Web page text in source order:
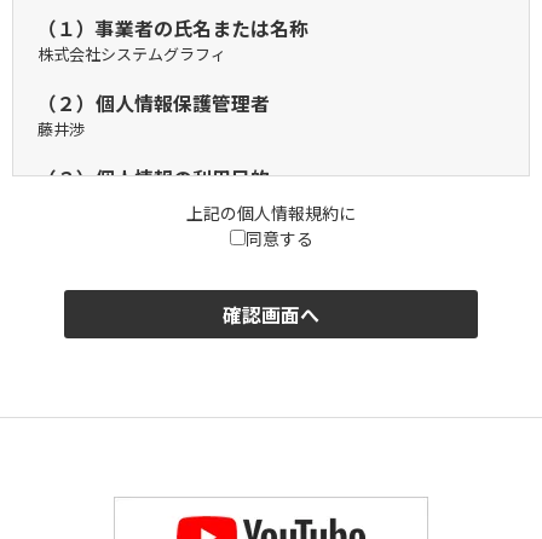
（１）事業者の氏名または名称
株式会社システムグラフィ
（２）個人情報保護管理者
藤井渉
（３）個人情報の利用目的
ご入力いただいた個人情報は、お問合せ対応および、弊社のサー
ビス、新商品、キャンペーン等のご案内のために利用致します。
ご入力いただいた個人情報を第三者提供を行う場合は以下の通り
お客様名、住所、電話番号、メールアドレス
上記の個人情報規約に
同意する